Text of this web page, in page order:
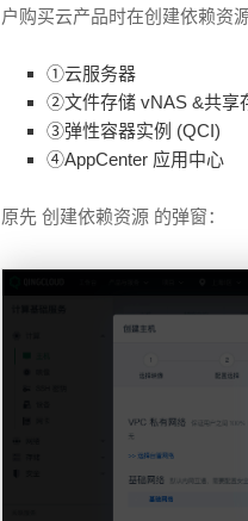
户购买云产品时在创建依赖资
①云服务器
②文件存储 vNAS &共享
③弹性容器实例 (QCI)
④AppCenter 应用中心
原先 创建依赖资源 的弹窗：